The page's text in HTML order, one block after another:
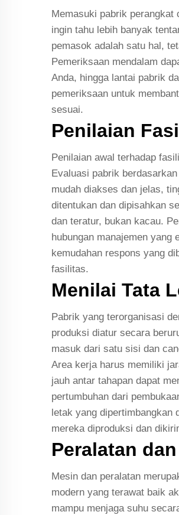
Memasuki pabrik perangkat
ingin tahu lebih banyak
pemasok adalah satu hal,
Pemeriksaan mendalam
Anda, hingga lantai pabrik
pemeriksaan untuk
sesuai.
Penilaian
Penilaian awal terhadap
Evaluasi pabrik
mudah diakses dan jelas,
ditentukan dan dipisahkan
dan teratur, bukan kacau.
hubungan manajemen
kemudahan respons yang
fasilitas.
Menilai Tata
Pabrik yang terorganisasi
produksi diatur secara
masuk dari satu sisi dan
Area kerja harus memiliki
jauh antar tahapan dapat
pertumbuhan dari
letak yang dipertimbangkan
mereka diproduksi dan
Peralatan
Mesin dan peralatan
modern yang terawat baik
mampu menjaga suhu